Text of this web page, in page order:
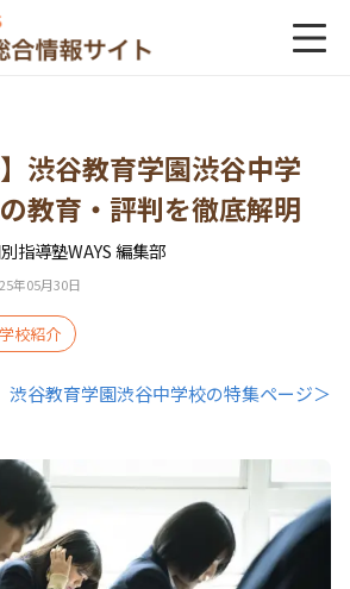
】渋谷教育学園渋谷中学
教育・評判を徹底解明
指導塾WAYS 編集部
年05月30日
学校紹介
渋谷教育学園渋谷中学校の特集ページ＞